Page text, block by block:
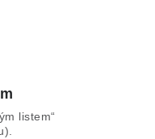
listem“